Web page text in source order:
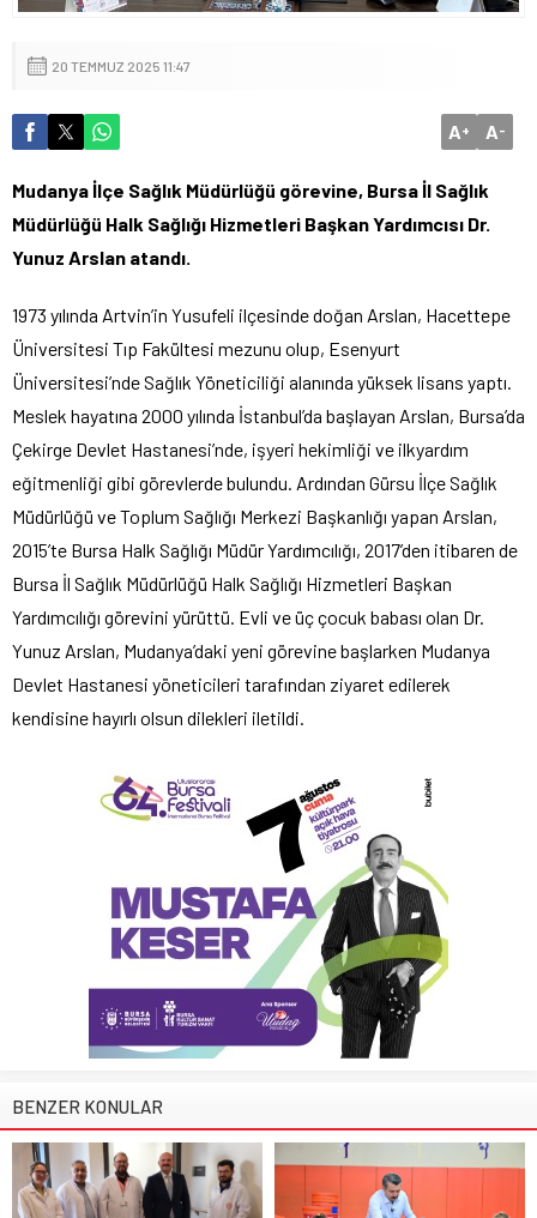
20 TEMMUZ 2025 11:47
A+ A-
Mudanya İlçe Sağlık Müdürlüğü görevine, Bursa İl Sağlık
Müdürlüğü Halk Sağlığı Hizmetleri Başkan Yardımcısı Dr.
Yunuz Arslan atandı.
1973 yılında Artvin’in Yusufeli ilçesinde doğan Arslan, Hacettepe
Üniversitesi Tıp Fakültesi mezunu olup, Esenyurt
Üniversitesi’nde Sağlık Yöneticiliği alanında yüksek lisans yaptı.
Meslek hayatına 2000 yılında İstanbul’da başlayan Arslan, Bursa’da
Çekirge Devlet Hastanesi’nde, işyeri hekimliği ve ilkyardım
eğitmenliği gibi görevlerde bulundu. Ardından Gürsu İlçe Sağlık
Müdürlüğü ve Toplum Sağlığı Merkezi Başkanlığı yapan Arslan,
2015’te Bursa Halk Sağlığı Müdür Yardımcılığı, 2017’den itibaren de
Bursa İl Sağlık Müdürlüğü Halk Sağlığı Hizmetleri Başkan
Yardımcılığı görevini yürüttü. Evli ve üç çocuk babası olan Dr.
Yunuz Arslan, Mudanya’daki yeni görevine başlarken Mudanya
Devlet Hastanesi yöneticileri tarafından ziyaret edilerek
kendisine hayırlı olsun dilekleri iletildi.
BENZER KONULAR